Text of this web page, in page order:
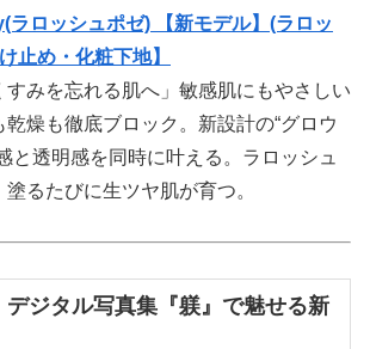
ロッシュポゼ) 【新モデル】(ラロッ
止め・化粧下地】
すみを忘れる肌へ」敏感肌にもやさしい
燥も徹底ブロック。新設計の“グロウ
と透明感を同時に叶える。ラロッシュ
るたびに生ツヤ肌が育つ。
デジタル写真集『躾』で魅せる新